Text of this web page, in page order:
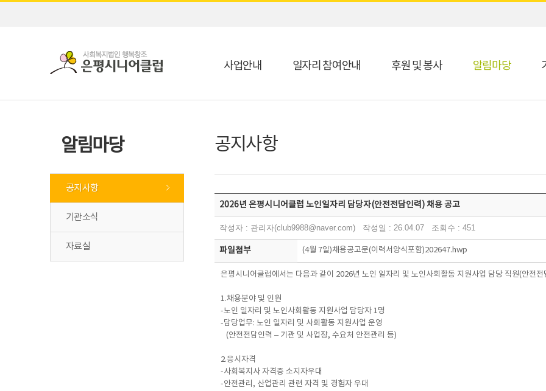
사업안내 일자리 참여안내 후원 및 봉사 알림마당
알림마당
공지사항
기관소식
자료실
공지사항
2026년 은평시니어클럽 노인일자리 담당자(안전전담인력) 채용 공고
작성자 : 관리자(club9988@naver.com) 작성일 : 26.04.07 조회수 : 451
파일첨부 (4월 7일)채용공고문(이력서양식포함)202647.hwp
은평시니어클럽에서는 다음과 같이 2026년 노인 일자리 및 노인사회활동 지원사업 담당 직원(안전
1.채용분야 및 인원
-노인 일자리 및 노인사회활동 지원사업 담당자 1명
-담당업무: 노인 일자리 및 사회활동 지원사업 운영
(안전전담인력 – 기관 및 사업장, 수요처 안전관리 등)
2.응시자격
-사회복지사 자격증 소지자우대
-안전관리, 산업관리 관련 자격 및 경험자 우대